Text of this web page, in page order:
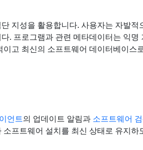
지성을 활용합니다. 사용자는 자발적
. 프로그램과 관련 메타데이터는 익명
고 최신의 소프트웨어 데이터베이스
언트의 업데이트 알림과 소프트웨어
프트웨어 설치를 최신 상태로 유지